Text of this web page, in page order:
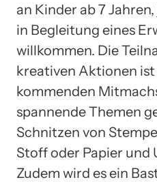
an Kinder ab 7
in Begleitung eines
willkommen. Die
kreativen Aktionen ist
kommenden
spannende Themen
Schnitzen von
Stoff oder Papier und
Zudem wird es ein